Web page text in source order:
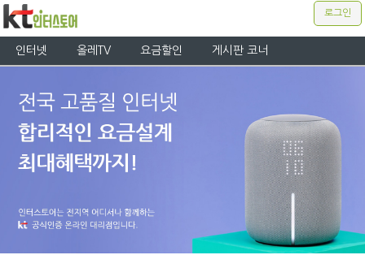
로그인
인터넷 올레TV 요금할인 게시판 코너